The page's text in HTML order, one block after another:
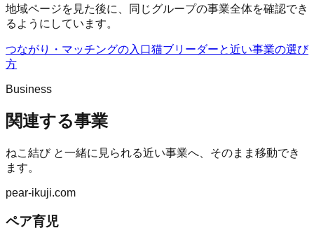
地域ページを見た後に、同じグループの事業全体を確認でき
るようにしています。
つながり・マッチングの入口猫ブリーダーと近い事業の選び
方
Business
関連する事業
ねこ結びと一緒に見られる近い事業へ、そのまま移動でき
ます。
pear-ikuji.com
ペア育児